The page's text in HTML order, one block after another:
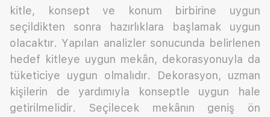
kitle, konsept ve konum birbirine uygun
seçildikten sonra hazırlıklara başlamak uygun
olacaktır. Yapılan analizler sonucunda belirlenen
hedef kitleye uygun mekân, dekorasyonuyla da
tüketiciye uygun olmalıdır. Dekorasyon, uzman
kişilerin de yardımıyla konseptle uygun hale
getirilmelidir. Seçilecek mekânın geniş ön